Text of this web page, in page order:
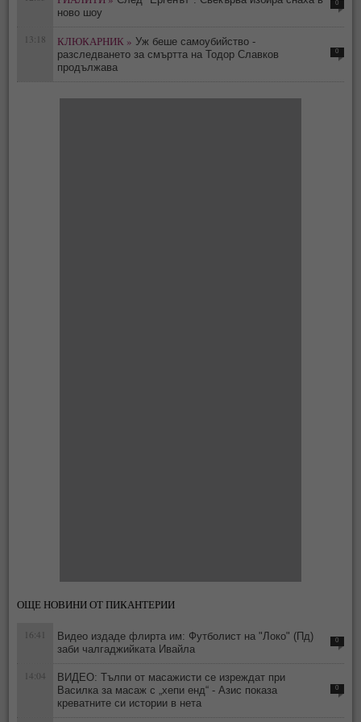
ново шоу
0
13:18 КЛЮКАРНИК » Уж беше самоубийство -
разследването за смъртта на Тодор Славков
продължава
0
ОЩЕ НОВИНИ ОТ ПИКАНТЕРИИ
16:41
Видео издаде флирта им: Футболист на "Локо" (Пд)
заби чалгаджийката Ивайла
0
14:04
ВИДЕО: Тълпи от масажисти се изреждат при
Василка за масаж с „хепи енд“ - Азис показа
креватните си истории в нета
0